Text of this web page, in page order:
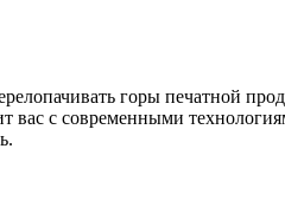
горы печатной
вас с современными